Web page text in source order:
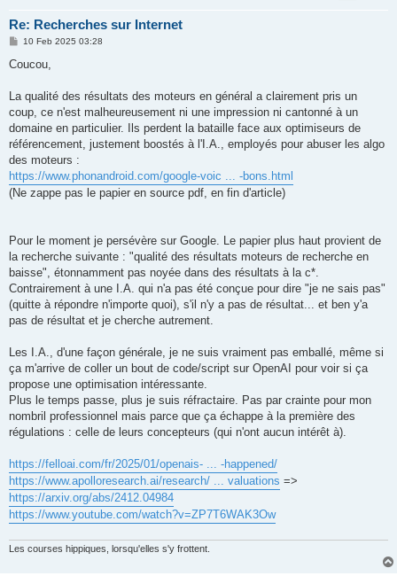
Re: Recherches sur Internet
P
s
10 Feb 2025 03:28
Coucou,
La qualité des résultats des moteurs en général a clairement pris un
coup, ce n'est malheureusement ni une impression ni cantonné à un
domaine en particulier. Ils perdent la bataille face aux optimiseurs de
référencement, justement boostés à l'I.A., employés pour abuser les algo
des moteurs :
https://www.phonandroid.com/google-voic ... -bons.html
(Ne zappe pas le papier en source pdf, en fin d'article)
Pour le moment je persévère sur Google. Le papier plus haut provient de
la recherche suivante : "qualité des résultats moteurs de recherche en
baisse", étonnamment pas noyée dans des résultats à la c*.
Contrairement à une I.A. qui n'a pas été conçue pour dire "je ne sais pas"
(quitte à répondre n'importe quoi), s'il n'y a pas de résultat... et ben y'a
pas de résultat et je cherche autrement.
Les I.A., d'une façon générale, je ne suis vraiment pas emballé, même si
ça m'arrive de coller un bout de code/script sur OpenAI pour voir si ça
propose une optimisation intéressante.
Plus le temps passe, plus je suis réfractaire. Pas par crainte pour mon
nombril professionnel mais parce que ça échappe à la première des
régulations : celle de leurs concepteurs (qui n'ont aucun intérêt à).
https://felloai.com/fr/2025/01/openais- ... -happened/
https://www.apolloresearch.ai/research/ ... valuations =>
https://arxiv.org/abs/2412.04984
https://www.youtube.com/watch?v=ZP7T6WAK3Ow
Les courses hippiques, lorsqu'elles s'y frottent.